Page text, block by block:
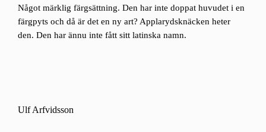
Något märklig färgsättning. Den har inte doppat huvudet i en
färgpyts och då är det en ny art? Applarydsknäcken heter
den. Den har ännu inte fått sitt latinska namn.
Ulf Arfvidsson